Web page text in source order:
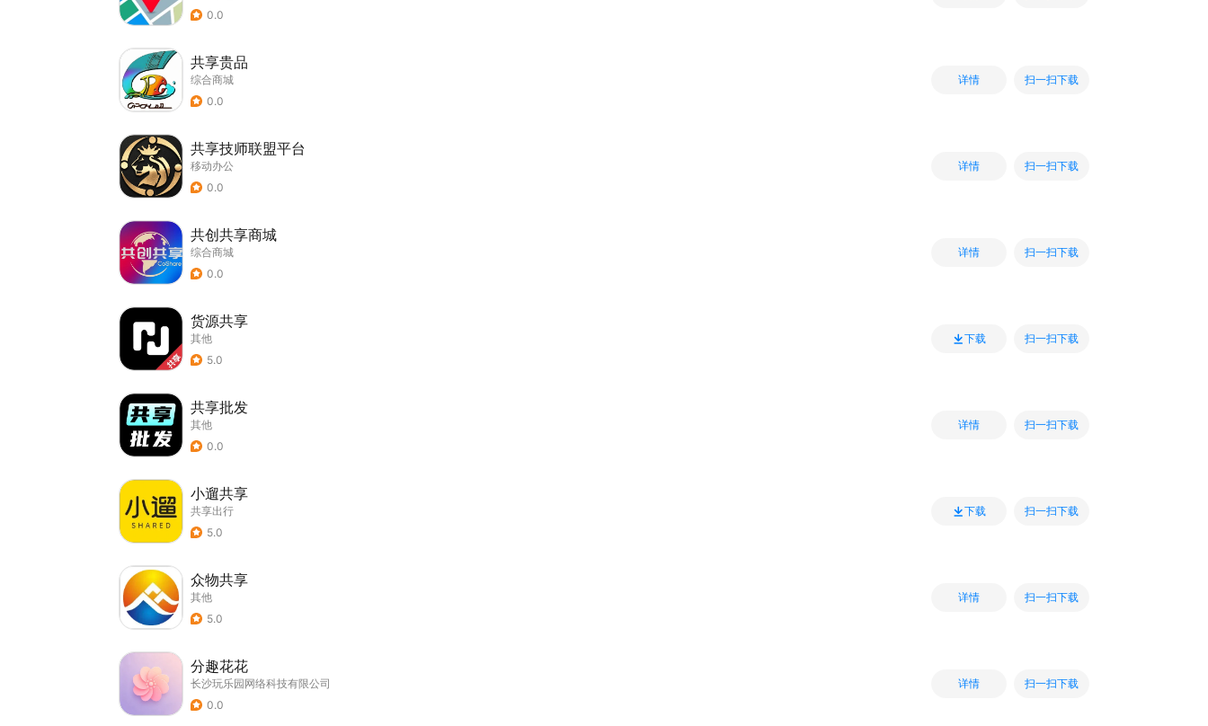
0.0
共享贵品
综合商城
0.0
详情 扫一扫下载
共享技师联盟平台
移动办公
0.0
详情 扫一扫下载
共创共享商城
综合商城
0.0
详情 扫一扫下载
货源共享
其他
5.0
下载 扫一扫下载
共享批发
其他
0.0
详情 扫一扫下载
小遛共享
共享出行
5.0
下载 扫一扫下载
众物共享
其他
5.0
详情 扫一扫下载
分趣花花
长沙玩乐园网络科技有限公司
0.0
详情 扫一扫下载